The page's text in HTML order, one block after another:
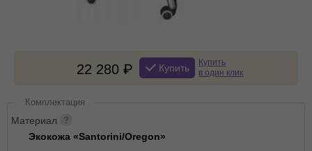
22 280 Купить
Купить
в один клик
Комплектация
Материал
Экокожа «Santorini/Oregon»